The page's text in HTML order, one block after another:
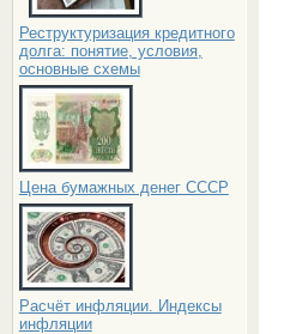
Реструктуризация кредитного
долга: понятие, условия,
основные схемы
Цена бумажных денег СССР
Расчёт инфляции. Индексы
инфляции